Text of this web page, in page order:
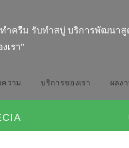
ำครีม รับทำสบู่ บริการพัฒนา
เรา"
วาม บริการของเรา ผลง